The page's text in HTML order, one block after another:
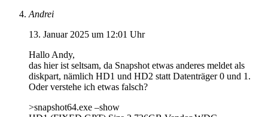
Andrei
13. Januar 2025 um 12:01 Uhr
Hallo Andy,
das hier ist seltsam, da Snapshot etwas anderes meldet als
diskpart, nämlich HD1 und HD2 statt Datenträger 0 und 1.
Oder verstehe ich etwas falsch?
>snapshot64.exe –show